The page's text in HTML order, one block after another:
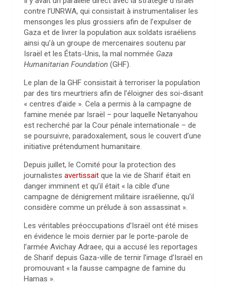
contre l’UNRWA, qui consistait à instrumentaliser les
mensonges les plus grossiers afin de l’expulser de
Gaza et de livrer la population aux soldats israéliens
ainsi qu’à un groupe de mercenaires soutenu par
Israël et les États-Unis, la mal nommée Gaza
Humanitarian Foundation (GHF).
Le plan de la GHF consistait à terroriser la population
par des tirs meurtriers afin de l’éloigner des soi-disant
« centres d’aide ». Cela a permis à la campagne de
famine menée par Israël – pour laquelle Netanyahou
est recherché par la Cour pénale internationale – de
se poursuivre, paradoxalement, sous le couvert d’une
initiative prétendument humanitaire.
Depuis juillet, le Comité pour la protection des
journalistes avertissait que la vie de Sharif était en
danger imminent et qu’il était « la cible d’une
campagne de dénigrement militaire israélienne, qu’il
considère comme un prélude à son assassinat ».
Les véritables préoccupations d’Israël ont été mises
en évidence le mois dernier par le porte-parole de
l’armée Avichay Adraee, qui a accusé les reportages
de Sharif depuis Gaza-ville de ternir l’image d’Israël en
promouvant « la fausse campagne de famine du
Hamas ».